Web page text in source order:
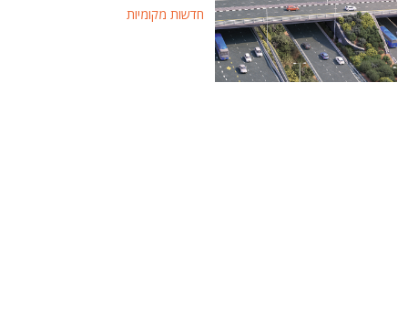
חדשות מקומיות